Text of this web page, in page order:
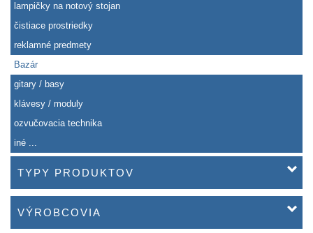
lampičky na notový stojan
čistiace prostriedky
reklamné predmety
Bazár
gitary / basy
klávesy / moduly
ozvučovacia technika
iné ...
TYPY PRODUKTOV
VÝROBCOVIA